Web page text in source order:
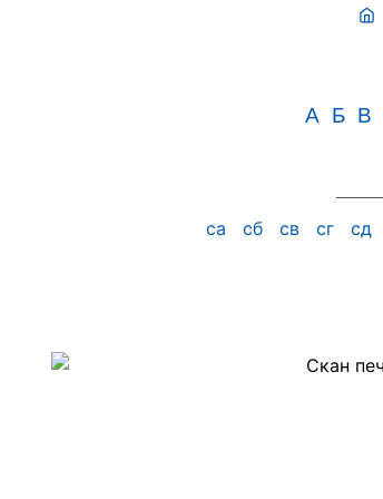
А Б В
са сб св сг сд
Скан